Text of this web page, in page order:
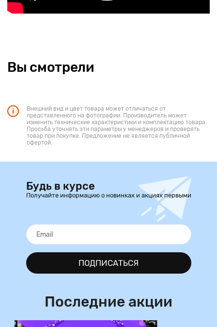
Вы смотрели
Внешний вид и цвет товара может отличаться от
представленного на фотографии. Производитель может
изменить технические характеристики и комплектацию товара.
Просьба уточнять эти параметры у менеджеров и проверять
товар при покупке. Предложение не является публичной
офертой.
Будь в курсе
Получайте информацию о новинках и акциях первыми
ПОДПИСАТЬСЯ
Последние акции